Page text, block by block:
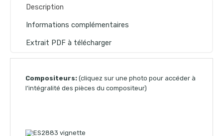
Description
Informations complémentaires
Extrait PDF à télécharger
Compositeurs: (cliquez sur une photo pour accéder à
l’intégralité des pièces du compositeur)